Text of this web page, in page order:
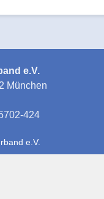
e.V.
München
424
e.V.